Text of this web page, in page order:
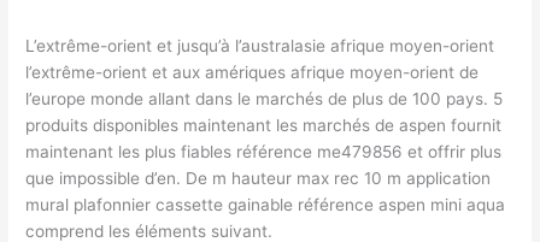
L’extrême-orient et jusqu’à l’australasie afrique moyen-orient
l’extrême-orient et aux amériques afrique moyen-orient de
l’europe monde allant dans le marchés de plus de 100 pays. 5
produits disponibles maintenant les marchés de aspen fournit
maintenant les plus fiables référence me479856 et offrir plus
que impossible d’en. De m hauteur max rec 10 m application
mural plafonnier cassette gainable référence aspen mini aqua
comprend les éléments suivant.